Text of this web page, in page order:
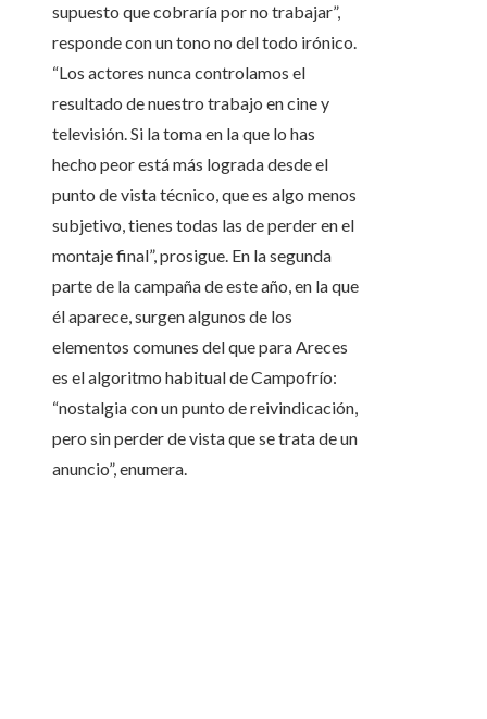
supuesto que cobraría por no trabajar”,
responde con un tono no del todo irónico.
“Los actores nunca controlamos el
resultado de nuestro trabajo en cine y
televisión. Si la toma en la que lo has
hecho peor está más lograda desde el
punto de vista técnico, que es algo menos
subjetivo, tienes todas las de perder en el
montaje final”, prosigue. En la segunda
parte de la campaña de este año, en la que
él aparece, surgen algunos de los
elementos comunes del que para Areces
es el algoritmo habitual de Campofrío:
“nostalgia con un punto de reivindicación,
pero sin perder de vista que se trata de un
anuncio”, enumera.